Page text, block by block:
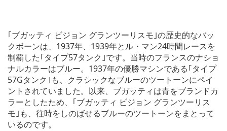
｢ブガッティ ビジョン グランツーリスモ｣の歴史的なバッ
クボーンは、1937年、1939年とル・マン24時間レースを
制覇した｢タイプ57タンク｣です。当時のフランスのナショ
ナルカラーはブルー。1937年の優勝マシンである｢タイプ
57Gタンク｣も、クラシックなブルーのツートーンにペイ
ントされていました。以来、ブガッティは青をブランドカ
ラーとしたため、｢ブガッティ ビジョン グランツーリス
モ｣も、往時をしのばせるブルーのツートーンをまとって
いるのです。